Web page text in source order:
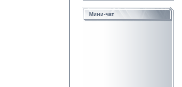
Мини-чат